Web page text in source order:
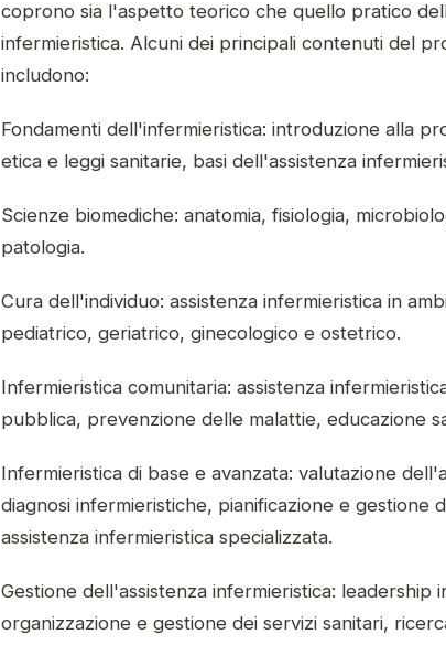
coprono sia l'aspetto teorico che quello pratico
infermieristica. Alcuni dei principali contenuti del
includono:
Fondamenti dell'infermieristica: introduzione alla
etica e leggi sanitarie, basi dell'assistenza
Scienze biomediche: anatomia, fisiologia,
patologia.
Cura dell'individuo: assistenza infermieristica in
pediatrico, geriatrico, ginecologico e ostetrico.
Infermieristica comunitaria: assistenza
pubblica, prevenzione delle malattie, educazione
Infermieristica di base e avanzata: valutazione
diagnosi infermieristiche, pianificazione e gestione
assistenza infermieristica specializzata.
Gestione dell'assistenza infermieristica: leadership
organizzazione e gestione dei servizi sanitari,